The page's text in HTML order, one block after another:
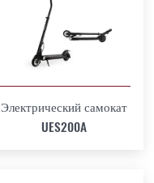
Электрический самокат
UES200A